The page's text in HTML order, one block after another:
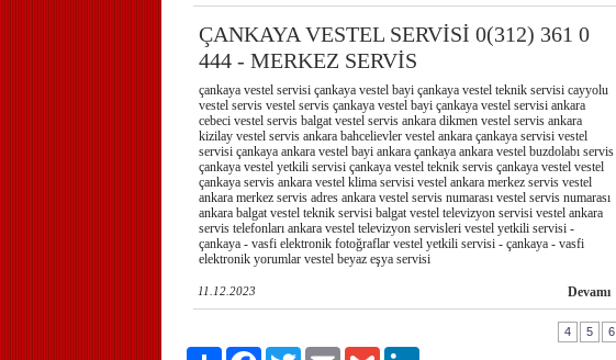
ÇANKAYA VESTEL SERVİSİ 0(312) 361 0
444 - MERKEZ SERVİS
çankaya vestel servisi çankaya vestel bayi çankaya vestel teknik servisi cayyolu
vestel servis vestel servis çankaya vestel bayi çankaya vestel servisi ankara
cebeci vestel servis balgat vestel servis ankara dikmen vestel servis ankara
kizilay vestel servis ankara bahcelievler vestel ankara çankaya servisi vestel
servisi çankaya ankara vestel bayi ankara çankaya ankara vestel buzdolabı servis
çankaya vestel yetkili servisi çankaya vestel teknik servis çankaya vestel vestel
çankaya servis ankara vestel klima servisi vestel ankara merkez servis vestel
ankara merkez servis adres ankara vestel servis numarası vestel servis numarası
ankara balgat vestel teknik servisi balgat vestel televizyon servisi vestel ankara
servis telefonları ankara vestel televizyon servisleri vestel yetkili servisi -
çankaya - vasfi elektronik fotoğraflar vestel yetkili servisi - çankaya - vasfi
elektronik yorumlar vestel beyaz eşya servisi
11.12.2023 Devamı
4 5 6
Paylaş
FacebookTwitter Email Gmail